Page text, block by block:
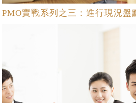
PMO實戰系列之三：進行現況盤